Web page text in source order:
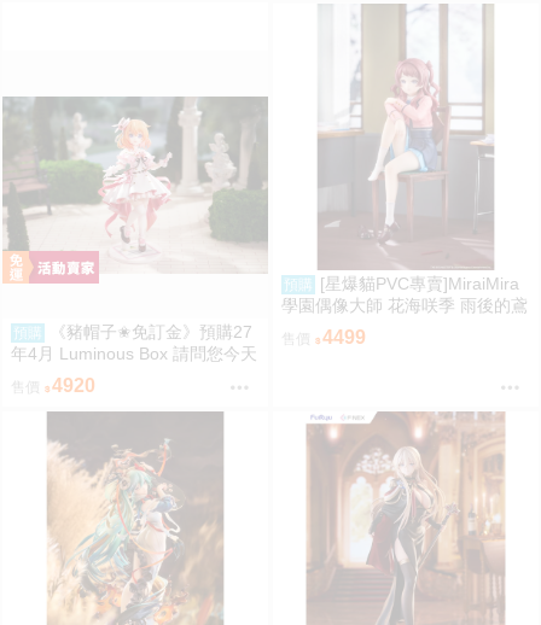
預購
《豬帽子✬免訂金》預購27
年4月 Luminous Box 請問您今天
要來點兔子嗎？ 心愛 禮服Ver 1/
7 0906
售價 4920
預購
[星爆貓PVC專賣]MiraiMira
學園偶像大師 花海咲季 雨後的鳶
尾花 特訓前Ver. 1/7 預計2027/07
到貨
售價 4499